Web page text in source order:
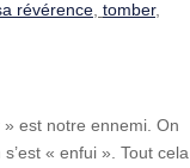
révérence, tomber,
est notre ennemi. On
« enfui ». Tout cela